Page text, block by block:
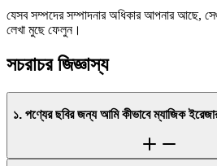
যেসব সম্পদের সম্পাদনার অধিকার আপনার আছে,
লেখা মুছে ফেলুন।
সচরাচর জিজ্ঞাস্য
১. পণ্যের ছবির জন্য আমি কীভাবে ম্যাজিক